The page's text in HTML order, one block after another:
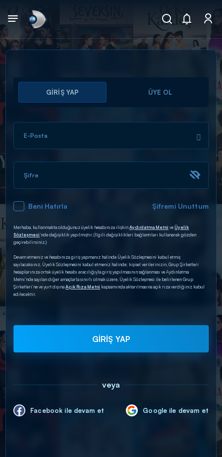
Arama
ARAMA SONUÇLARI
DİĞER SONUÇLAR
GİRİŞ YAP ÜYE OL
E-Posta
Şifre
Beni Hatırla Şifremi Unuttum
Merhaba, kullanmakta olduğunuz üyelik hesabınıza ilişkinAydınlatma Metni veÜyelik
Sözleşmesi’nde değişiklik yapılmıştır. (İlgili değişiklikleri bağlantıları kullanarak gözden
geçirebilirsiniz.)
Devam etmeniz ve hesabınıza giriş yapmanız halinde Üyelik Sözleşmesini kabul etmiş
sayılacaksınız. Üyelik Sözleşmesini kabul etmeniz halinde; kişisel verilerinizin, Grup Şirketleri
hesaplarınıza ortak üyelik hesabı aracılığıyla giriş yapılmasının sağlanması ve Aydınlatma
Metni’nde sayılan diğer amaçlarla sınırlı olmak üzere, Üyelik Sözleşmesi ile belirlenen Grup
Şirketleri’ne ve yurt dışınaAçık Rıza Metni kapsamında aktarılmasına açık rıza verdiğiniz kabul
edilecektir.
GİRİŞ YAP
veya
Facebook ile devam et Google ile devam et